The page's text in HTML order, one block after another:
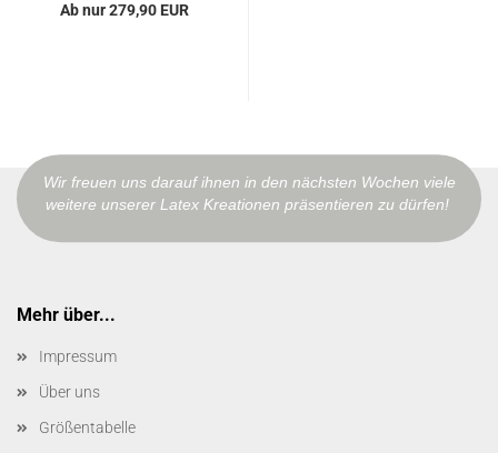
Ab nur 279,90 EUR
Wir freuen uns darauf ihnen in den nächsten Wochen viele
weitere unserer Latex Kreationen präsentieren zu dürfen!
Mehr über...
Impressum
Über uns
Größentabelle